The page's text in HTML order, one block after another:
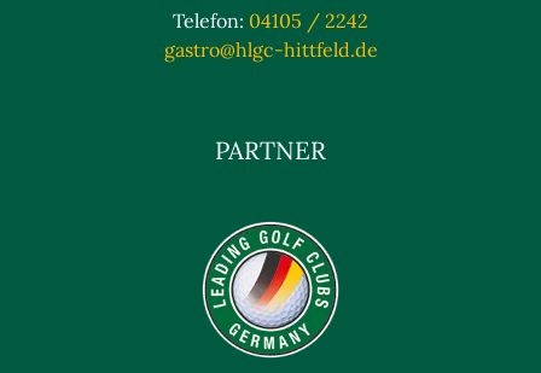
Telefon: 04105 / 2242
gastro@hlgc-hittfeld.de
PARTNER